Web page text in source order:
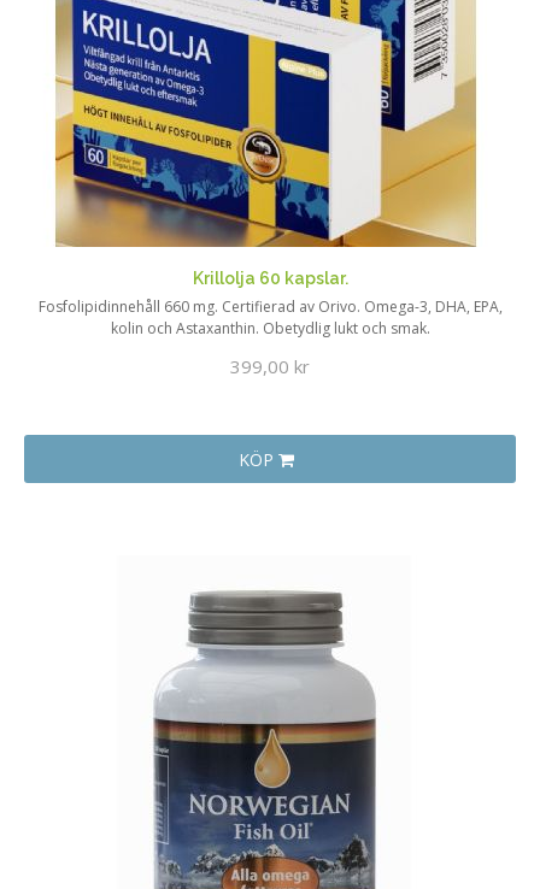
Krillolja 60 kapslar.
Fosfolipidinnehåll 660 mg. Certifierad av Orivo. Omega-3, DHA, EPA,
kolin och Astaxanthin. Obetydlig lukt och smak.
399,00 kr
KÖP